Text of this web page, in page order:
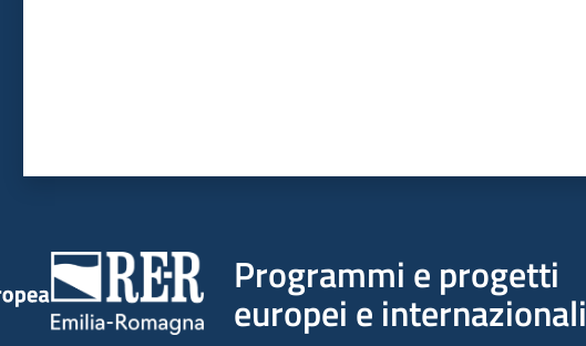
Programmi e progetti
europei e